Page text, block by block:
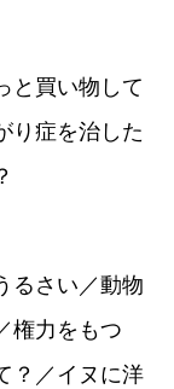
と買い物して
り症を治した
るさい／動物
権力をもつ
？／イヌに洋